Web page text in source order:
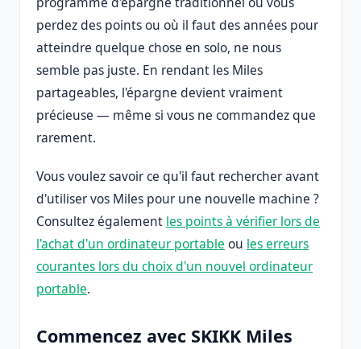
perdez des points ou où il faut des années pour
atteindre quelque chose en solo, ne nous
semble pas juste. En rendant les Miles
partageables, l'épargne devient vraiment
précieuse — même si vous ne commandez que
rarement.
Vous voulez savoir ce qu'il faut rechercher avant
d'utiliser vos Miles pour une nouvelle machine ?
Consultez également les points à vérifier lors de
l'achat d'un ordinateur portable ou les erreurs
courantes lors du choix d'un nouvel ordinateur
portable.
Commencez avec SKIKK Miles